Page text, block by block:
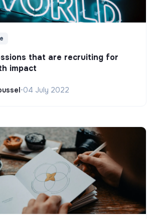
that are recruiting for
impact
•04 July 2022